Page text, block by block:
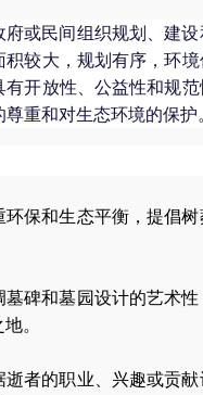
府或民间组织规划、建
较大，规划有序，环
有开放性、公益性和规
重和对生态环境的保护
环保和生态平衡，提倡
墓碑和墓园设计的艺术
。
逝者的职业、兴趣或贡